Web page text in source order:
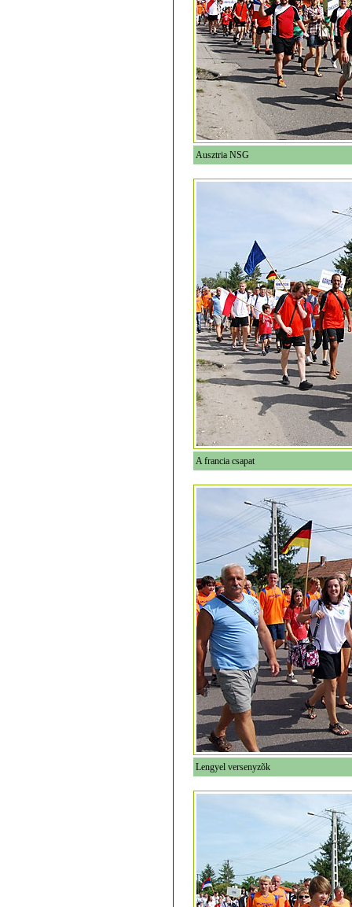
Ausztria NSG
A francia csapat
Lengyel versenyzõk